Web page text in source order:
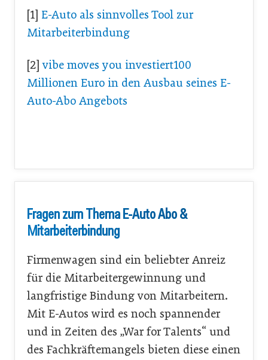
[1] E-Auto als sinnvolles Tool zur
Mitarbeiterbindung
[2]vibe moves you investiert100
Millionen Euro in den Ausbau seines E-
Auto-Abo Angebots
Fragen zum Thema E-Auto Abo &
Mitarbeiterbindung
Firmenwagen sind ein beliebter Anreiz
für die Mitarbeitergewinnung und
langfristige Bindung von Mitarbeitern.
Mit E-Autos wird es noch spannender
und in Zeiten des „War for Talents“ und
des Fachkräftemangels bieten diese einen